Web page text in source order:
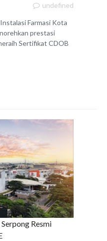
undefined
Farmasi Kota
prestasi
Sertifikat CDOB
Resmi